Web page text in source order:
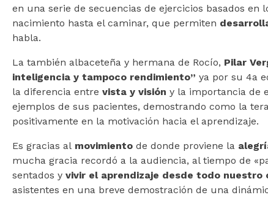
en una serie de secuencias de ejercicios basados
nacimiento hasta el caminar, que permiten
habla.
La también albaceteña y hermana de Rocío, Pilar
inteligencia y tampoco rendimiento” ya por su 4a
la diferencia entre vista y visión y la importancia de
ejemplos de sus pacientes, demostrando como la
positivamente en la motivación hacia el aprendizaje.
Es gracias al movimiento de donde proviene la
mucha gracia recordó a la audiencia, al tiempo de
sentados y vivir el aprendizaje desde todo nuestro
asistentes en una breve demostración de una